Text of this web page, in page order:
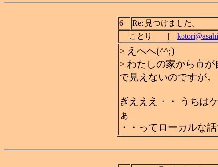
6
Re: 見つけました。
ことり |
> えへへ(^^;)
> わたしの家から市
で見えないのですが。
ぎえええ・・ うちは
ぁ
・・ってローカルな